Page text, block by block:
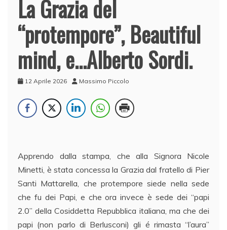
La Grazia del
“protempore”, Beautiful
mind, e…Alberto Sordi.
12 Aprile 2026 Massimo Piccolo
Apprendo dalla stampa, che alla Signora Nicole
Minetti, è stata concessa la Grazia dal fratello di Pier
Santi Mattarella, che protempore siede nella sede
che fu dei Papi, e che ora invece è sede dei “papi
2.0” della Cosiddetta Repubblica italiana, ma che dei
papi (non parlo di Berlusconi) gli é rimasta “l’aura”